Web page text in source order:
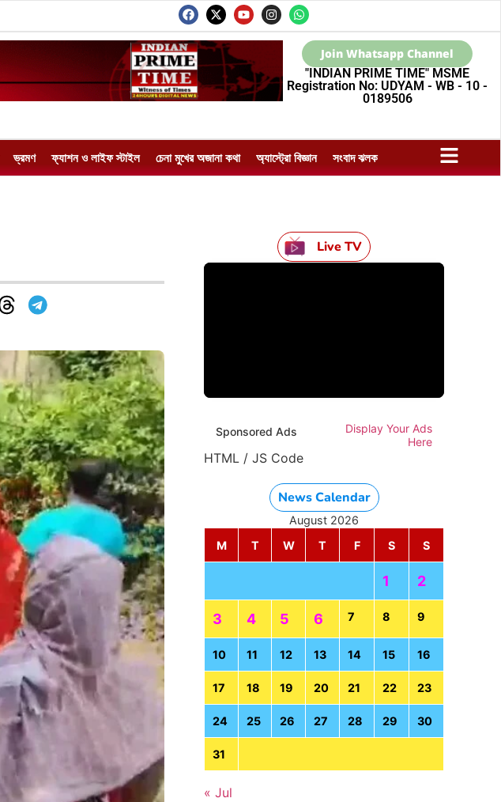
Join Whatsapp Channel
"INDIAN PRIME TIME" MSME
Registration No: UDYAM - WB - 10 -
0189506
ভ্রমণ ফ্যাশন ও লাইফ স্টাইল চেনা মুখের অজানা কথা অ্যাস্ট্রো বিজ্ঞান সংবাদ ঝলক
Live TV
Sponsored Ads
Display Your Ads
Here
HTML / JS Code
News Calendar
August 2026
M
T W T F S S
1 2
3 4 5 6 7 8 9
10 11 12 13 14 15 16
17 18 19 20 21 22 23
24 25 26 27 28 29 30
31
« Jul